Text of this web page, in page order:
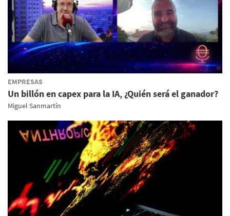
EMPRESAS
Un billón en capex para la IA, ¿Quién será el ganador?
Miguel Sanmartín